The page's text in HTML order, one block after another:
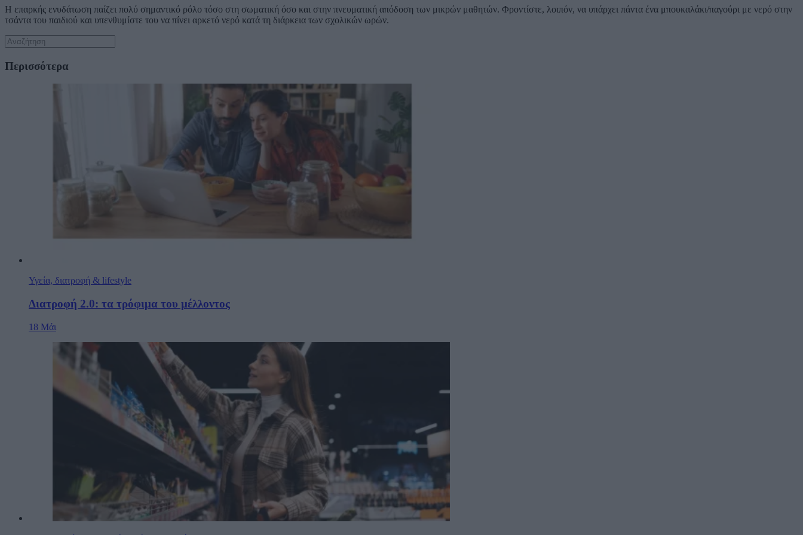
Η επαρκής ενυδάτωση παίζει πολύ σημαντικό ρόλο τόσο στη σωματική όσο και στην πνευματική απόδοση των μικρών μαθητών. Φροντίστε, λοιπόν, να υπάρχει πάντα ένα μπουκαλάκι/παγούρι με νερό στην
τσάντα του παιδιού και υπενθυμίστε του να πίνει αρκετό νερό κατά τη διάρκεια των σχολικών ωρών.
Περισσότερα
Υγεία, διατροφή & lifestyle
Διατροφή 2.0: τα τρόφιμα του μέλλοντος
18 Μάι